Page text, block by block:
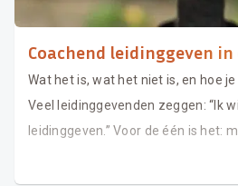
Coachend leidinggeven
Wat het is, wat het niet is, en hoe
Veel leidinggevenden zeggen: “Ik
leidinggeven.” Voor de één is het: